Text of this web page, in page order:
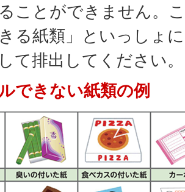
ことができません。
る紙類」といっしょ
て排出してください。
できない紙類の例